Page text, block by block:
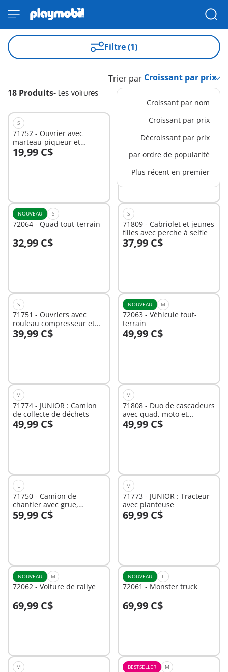
Filtre (1)
18 Produits- Les voitures
Trier par
Croissant par nom
Croissant par prix
Décroissant par prix
par ordre de popularité
Plus récent en premier
S
71752 - Ouvrier avec
marteau-piqueur et
signalisation
19,99 C$
Au panier
71734 - Mission spatiale
29,99 C$
Au panier
NOUVEAU S
72064 - Quad tout-terrain
32,99 C$
Au panier
S
71809 - Cabriolet et jeunes
filles avec perche à selfie
37,99 C$
Au panier
S
71751 - Ouvriers avec
rouleau compresseur et
signalisation
39,99 C$
Au panier
NOUVEAU M
72063 - Véhicule tout-
terrain
49,99 C$
Au panier
M
71774 - JUNIOR : Camion
de collecte de déchets
49,99 C$
Au panier
M
71808 - Duo de cascadeurs
avec quad, moto et
tremplins
49,99 C$
Au panier
L
71750 - Camion de
chantier avec grue,
ouvrier, accessoires
59,99 C$
Au panier
M
71773 - JUNIOR : Tracteur
avec planteuse
69,99 C$
Au panier
NOUVEAU M
72062 - Voiture de rallye
69,99 C$
Au panier
NOUVEAU L
72061 - Monster truck
69,99 C$
Au panier
M BESTSELLER M